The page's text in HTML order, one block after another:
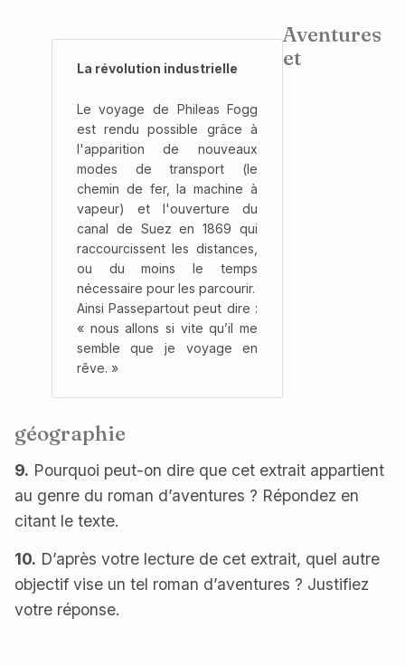
La révolution industrielle
Le voyage de Phileas Fogg
est rendu possible grâce à
l'apparition de nouveaux
modes de transport (le
chemin de fer, la machine à
vapeur) et l'ouverture du
canal de Suez en 1869 qui
raccourcissent les distances,
ou du moins le temps
nécessaire pour les parcourir.
Ainsi Passepartout peut dire :
« nous allons si vite qu’il me
semble que je voyage en
rêve. »
Aventures
et
géographie
9. Pourquoi peut-on dire que cet extrait appartient
au genre du roman d’aventures ? Répondez en
citant le texte.
10. D’après votre lecture de cet extrait, quel autre
objectif vise un tel roman d’aventures ? Justifiez
votre réponse.